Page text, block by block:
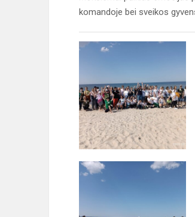
komandoje bei sveikos